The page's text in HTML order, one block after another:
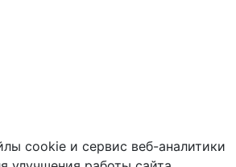
cookie и сервис веб-аналитики